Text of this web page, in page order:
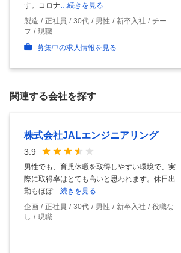
す。コロナ …続きを見る
製造
正社員 30代 男性 新卒入社
チー
フ
現職
募集中の求人情報を見る
関連する会社を探す
株式会社JALエンジニアリング
3.9
男性でも、育児休暇を取得しやすい環境で、実
際に取得率はとても高いと思われます。休日出
勤もほぼ…続きを見る
企画
正社員 30代 男性 新卒入社
役職な
し
現職